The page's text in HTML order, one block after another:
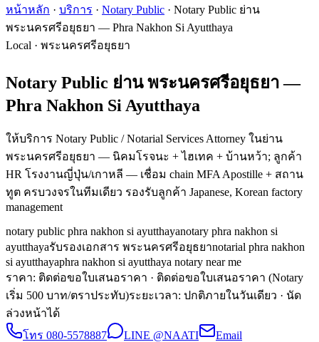
หน้าหลัก · บริการ · Notary Public · Notary Public ย่าน
พระนครศรีอยุธยา — Phra Nakhon Si Ayutthaya
Local · พระนครศรีอยุธยา
Notary Public ย่าน พระนครศรีอยุธยา —
Phra Nakhon Si Ayutthaya
ให้บริการ Notary Public / Notarial Services Attorney ในย่าน
พระนครศรีอยุธยา — นิคมโรจนะ + ไฮเทค + บ้านหว้า; ลูกค้า
HR โรงงานญี่ปุ่น/เกาหลี — เชื่อม chain MFA Apostille + สถาน
ทูต ครบวงจรในทีมเดียว รองรับลูกค้า Japanese, Korean factory
management
notary public phra nakhon si ayutthayanotary phra nakhon si
ayutthayaรับรองเอกสาร พระนครศรีอยุธยาnotarial phra nakhon
si ayutthayaphra nakhon si ayutthaya notary near me
ราคา: ติดต่อขอใบเสนอราคา · ติดต่อขอใบเสนอราคา (Notary
เริ่ม 500 บาท/ตราประทับ)ระยะเวลา: ปกติภายในวันเดียว · นัด
ล่วงหน้าได้
โทร 080-5578887 LINE @NAATI
Email